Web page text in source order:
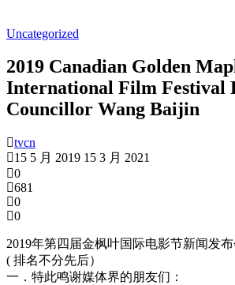
Uncategorized
2019 Canadian Golden
International Film Festival
Councillor Wang Baijin
tvcn
15 5 月 2019 15 3 月 2021
0
681
0
0
2019年第四届金枫叶国际电影节新闻发
( 排名不分先后）
一．特此鸣谢媒体界的朋友们：